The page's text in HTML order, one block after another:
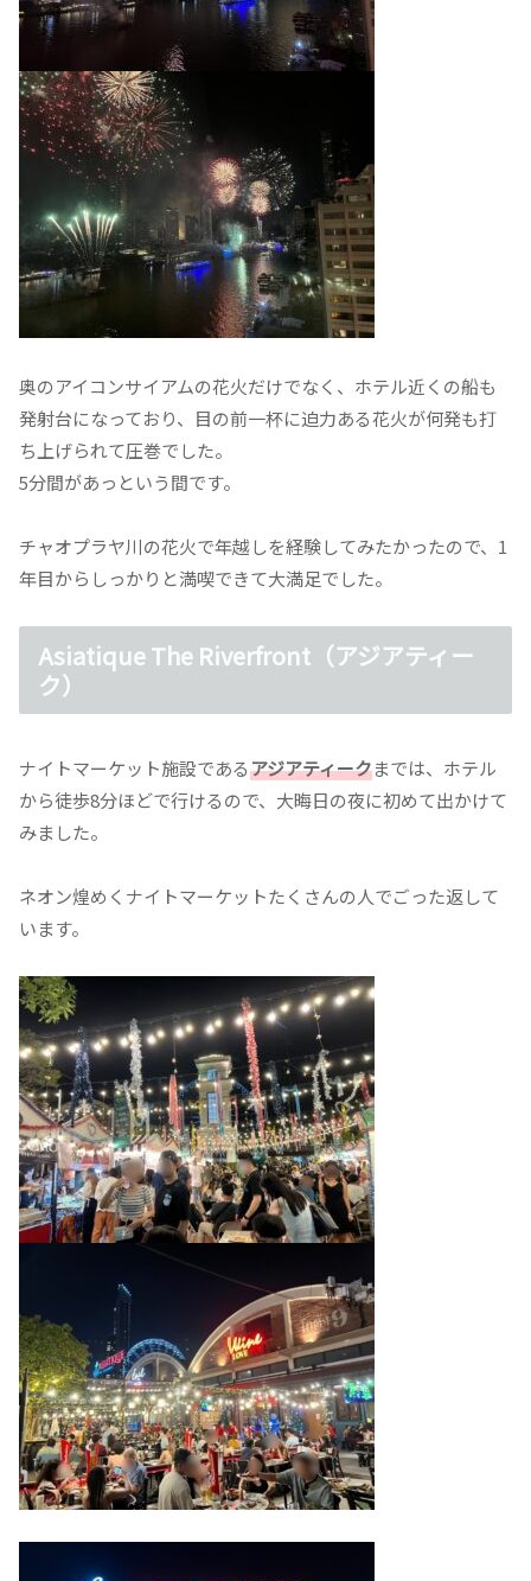
奥のアイコンサイアムの花火だけでなく、ホテル近くの船も
発射台になっており、目の前一杯に迫力ある花火が何発も打
ち上げられて圧巻でした。
5分間があっという間です。
チャオプラヤ川の花火で年越しを経験してみたかったので、1
年目からしっかりと満喫できて大満足でした。
Asiatique The Riverfront（アジアティー
ク）
ナイトマーケット施設であるアジアティークまでは、ホテル
から徒歩8分ほどで行けるので、大晦日の夜に初めて出かけて
みました。
ネオン煌めくナイトマーケットたくさんの人でごった返して
います。